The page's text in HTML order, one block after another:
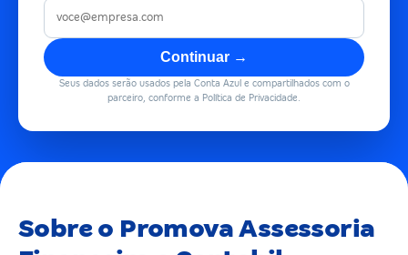
Continuar →
Seus dados serão usados pela Conta Azul e compartilhados com o
parceiro, conforme a Política de Privacidade.
Sobre o Promova Assessoria